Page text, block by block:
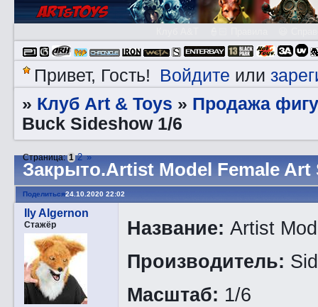
Привет, Гость! Войдите или
» Клуб Art & Toys » Продажа
Buck Sideshow 1/6
Закрытo.Artist Model Female Art
Страница:1 2 »
Поделиться24.10.2020 22:02
Ily Algernon
Стажёр Название: Artist
Производитель:
Масштаб: 1/6